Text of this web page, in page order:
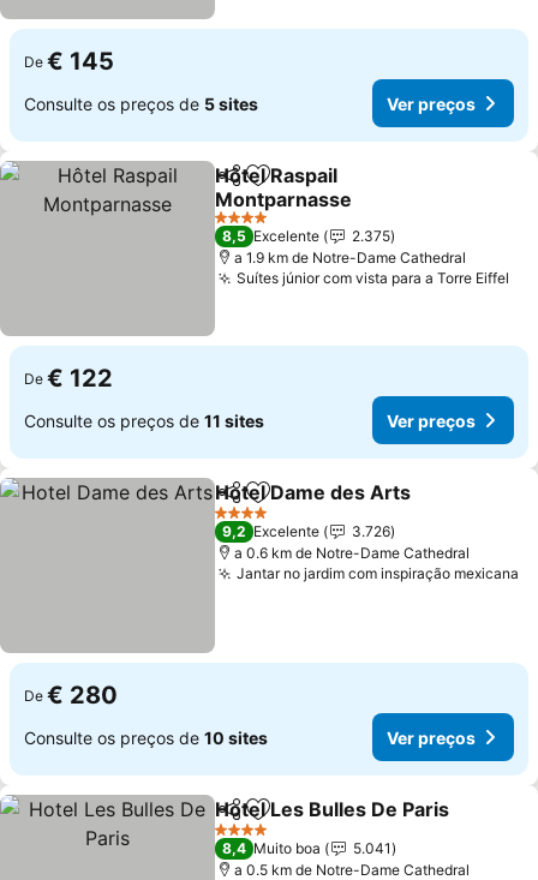
De € 145
Consulte os preços de 5 sites Ver preços
PartilharAdicionar aos favoritos
Hôtel Raspail
Montparnasse
Ver preços
4 Estrelas
8,5 Excelente
2.375
a 1.9 km de Notre-Dame Cathedral
Suítes júnior com vista para a Torre Eiffel
De € 122
Consulte os preços de 11 sites Ver preços
PartilharAdicionar aos favoritos
Hotel Dame des Arts
4 Estrelas
9,2 Excelente
3.726
a 0.6 km de Notre-Dame Cathedral
Jantar no jardim com inspiração mexicana
De € 280
Consulte os preços de 10 sites Ver preços
PartilharAdicionar aos favoritos
Hotel Les Bulles De Paris
4 Estrelas
8,4 Muito boa
5.041
a 0.5 km de Notre-Dame Cathedral